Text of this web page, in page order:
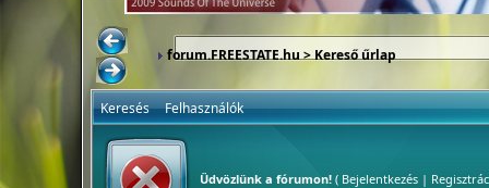
forum.FREESTATE.hu> Kereső űrlap
Keresés Felhasználók
Üdvözlünk a fórumon!( Bejelentkezés|